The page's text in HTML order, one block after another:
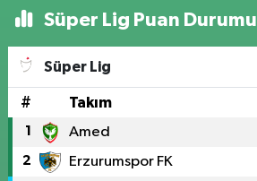
Süper Lig Puan Durumu
Süper Lig
# Takım
1 Amed
2 Erzurumspor FK